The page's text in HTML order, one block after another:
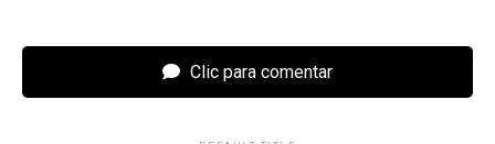
Clic para comentar